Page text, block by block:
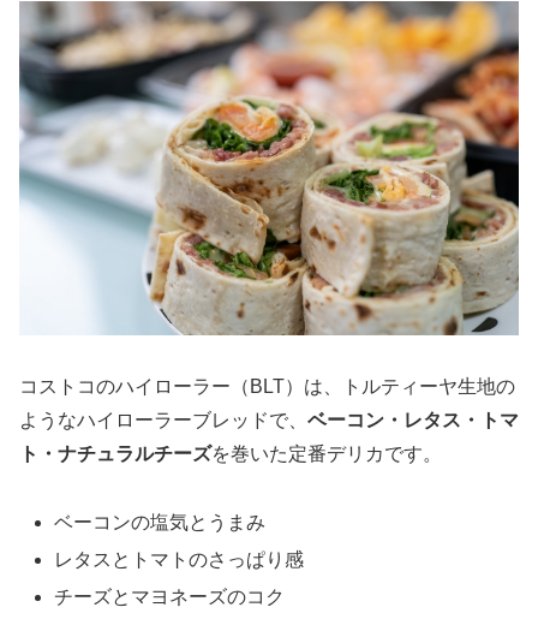
コストコのハイローラー（BLT）は、トルティーヤ生地の
ようなハイローラーブレッドで、 ベーコン・レタス・トマ
ト・ナチュラルチーズを巻いた定番デリカです。
ベーコンの塩気とうまみ
レタスとトマトのさっぱり感
チーズとマヨネーズのコク